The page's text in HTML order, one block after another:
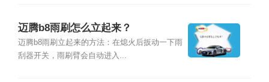
迈腾b8雨刷怎么立起来？
迈腾b8雨刷立起来的方法：在熄火后扳动一下雨
刮器开关，雨刷臂会自动进入...